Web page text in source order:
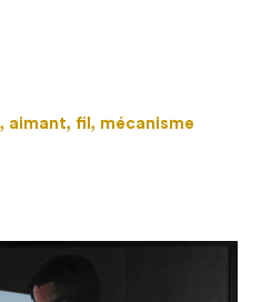
aimant, fil, mécanisme